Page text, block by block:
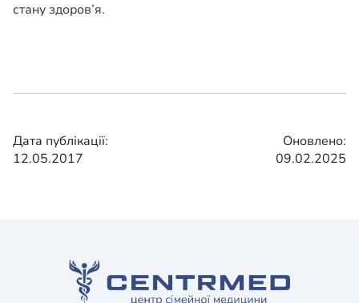
стану здоров’я.
Дата публікації:
12.05.2017
Оновлено:
09.02.2025